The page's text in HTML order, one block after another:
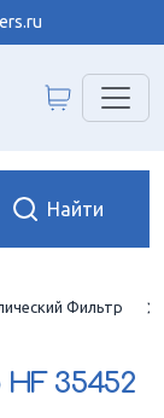
Фильтр
HF 35452